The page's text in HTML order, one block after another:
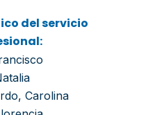
del servicio
Carolina